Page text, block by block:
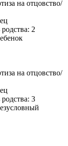
на отцовство/
2
на отцовство/
3